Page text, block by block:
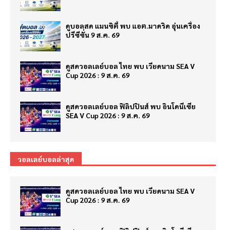
ดูบอลสด แมนซิตี้ พบ แอต.มาดริด อุ่นเครื่อง
ปรีซีซั่น 9 ส.ค. 69
ดูสดวอลเลย์บอล ไทย พบ เวียดนาม SEA V
Cup 2026 : 9 ส.ค. 69
ดูสดวอลเลย์บอล ฟิลิปปินส์ พบ อินโดนีเซีย
SEA V Cup 2026 : 9 ส.ค. 69
วอลเลย์บอลล่าสุด
ดูสดวอลเลย์บอล ไทย พบ เวียดนาม SEA V
Cup 2026 : 9 ส.ค. 69